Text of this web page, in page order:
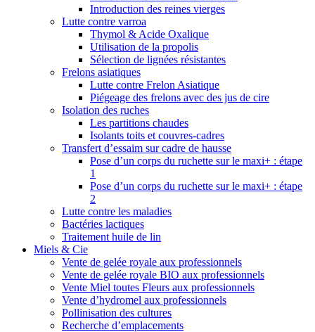
Introduction des reines vierges
Lutte contre varroa
Thymol & Acide Oxalique
Utilisation de la propolis
Sélection de lignées résistantes
Frelons asiatiques
Lutte contre Frelon Asiatique
Piégeage des frelons avec des jus de cire
Isolation des ruches
Les partitions chaudes
Isolants toits et couvres-cadres
Transfert d’essaim sur cadre de hausse
Pose d’un corps du ruchette sur le maxi+ : étape
1
Pose d’un corps du ruchette sur le maxi+ : étape
2
Lutte contre les maladies
Bactéries lactiques
Traitement huile de lin
Miels & Cie
Vente de gelée royale aux professionnels
Vente de gelée royale BIO aux professionnels
Vente Miel toutes Fleurs aux professionnels
Vente d’hydromel aux professionnels
Pollinisation des cultures
Recherche d’emplacements